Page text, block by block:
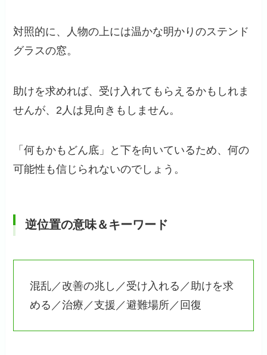
対照的に、人物の上には温かな明かりのステンド
グラスの窓。
助けを求めれば、受け入れてもらえるかもしれま
せんが、2人は見向きもしません。
「何もかもどん底」と下を向いているため、何の
可能性も信じられないのでしょう。
逆位置の意味＆キーワード
混乱／改善の兆し／受け入れる／助けを求
める／治療／支援／避難場所／回復